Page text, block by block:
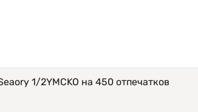
1/2YMCKO на 450 отпечатков